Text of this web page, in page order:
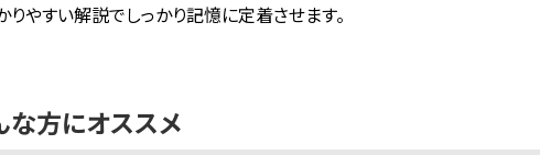
りやすい解説でしっかり記憶に定着させます。
な方にオススメ